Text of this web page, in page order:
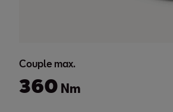
Couple max.
360 Nm